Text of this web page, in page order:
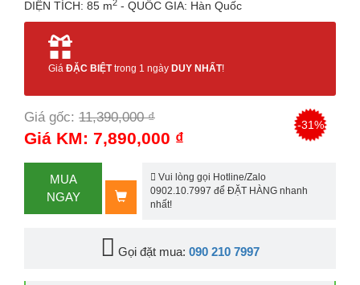
DIỆN TÍCH: 85 m2 - QUỐC GIA: Hàn Quốc
Giá ĐẶC BIỆTtrong 1 ngày DUY NHẤT!
Giá gốc: 11,390,000 ₫
Giá KM: 7,890,000 ₫
-31%
MUA
NGAY
Vui lòng gọi Hotline/Zalo
0902.10.7997 để ĐẶT HÀNG nhanh
nhất!
Gọi đặt mua: 090 210 7997